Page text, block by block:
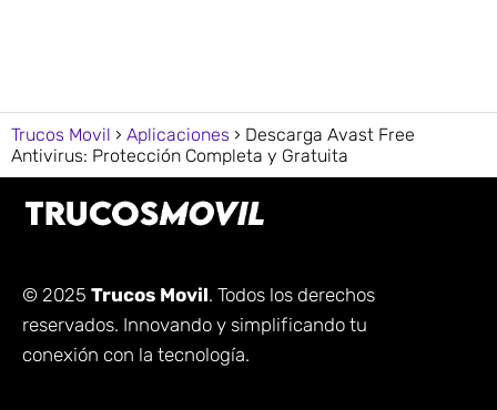
Trucos Movil Aplicaciones
Descarga Avast Free
Antivirus: Protección Completa y Gratuita
© 2025 Trucos Movil. Todos los derechos
reservados. Innovando y simplificando tu
conexión con la tecnología.